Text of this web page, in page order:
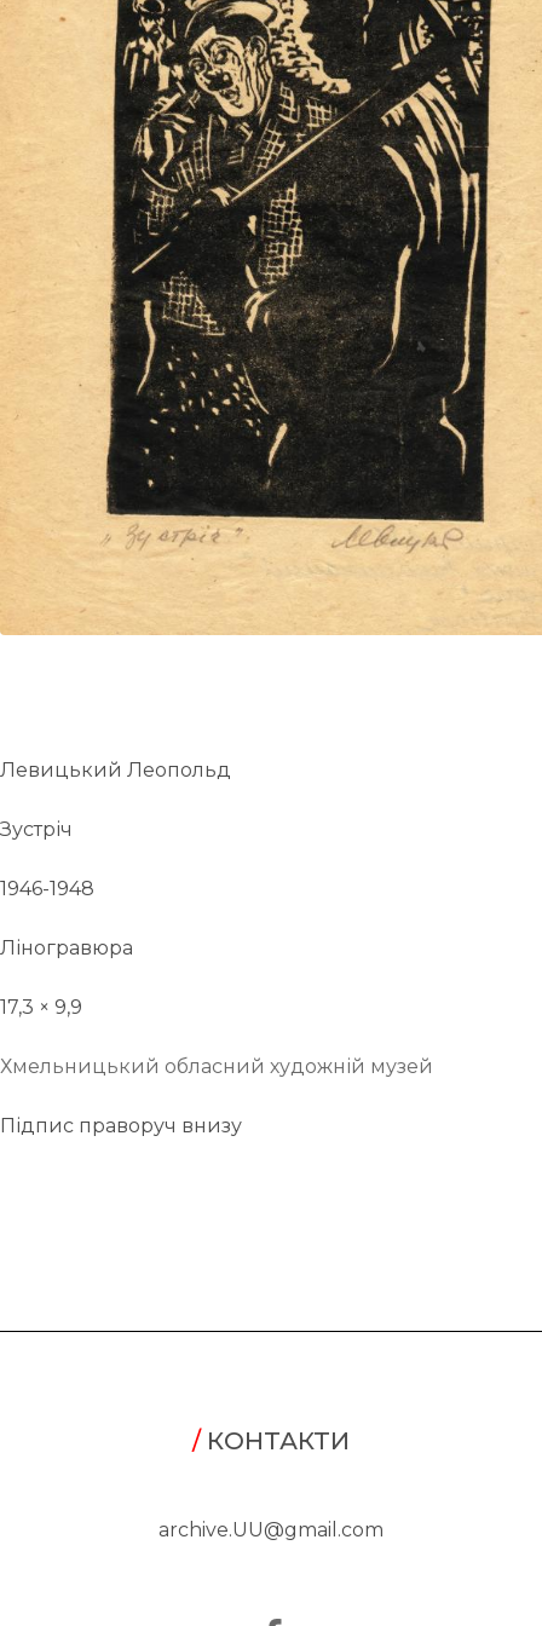
Левицький Леопольд
Зустріч
1946-1948
Ліногравюра
17,3 × 9,9
Хмельницький обласний художній музей
Підпис праворуч внизу
/КОНТАКТИ
archive.UU@gmail.com